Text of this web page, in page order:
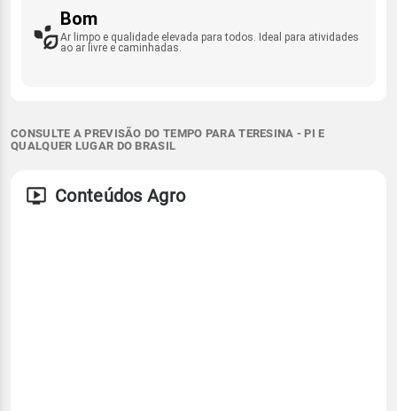
Bom
Ar limpo e qualidade elevada para todos. Ideal para atividades
ao ar livre e caminhadas.
CONSULTE A PREVISÃO DO TEMPO PARA TERESINA - PI E
QUALQUER LUGAR DO BRASIL
Conteúdos Agro